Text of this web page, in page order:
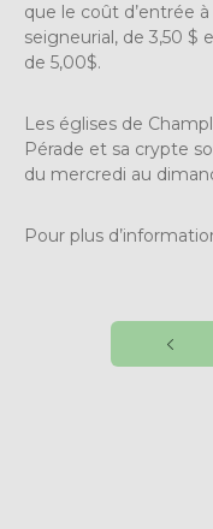
que le coût d’entrée
seigneurial, de 3,50 $
de 5,00$.
Les églises de
Pérade et sa crypte
du mercredi au
Pour plus